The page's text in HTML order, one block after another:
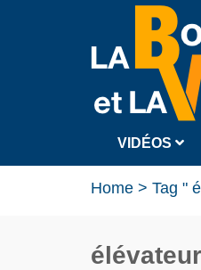
VIDÉOS
Home > Tag "